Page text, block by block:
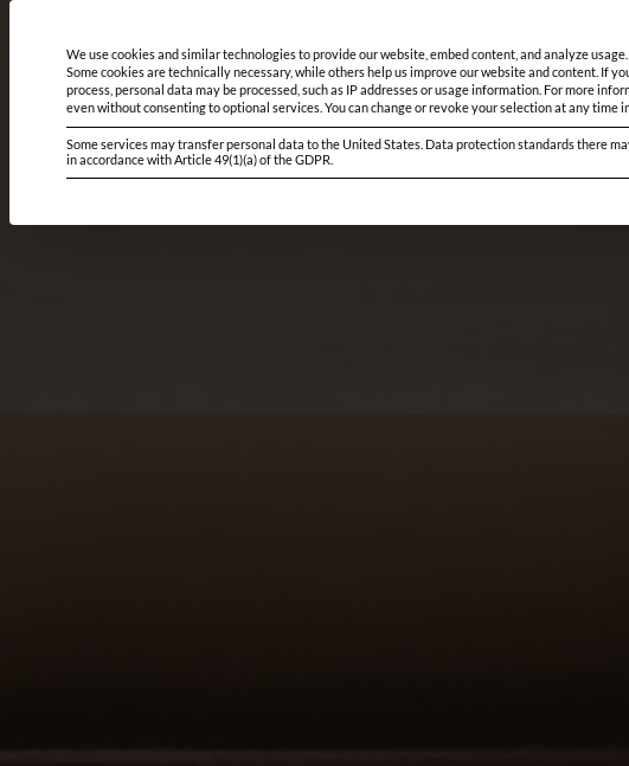
Solutions Projects Mode of operation Locations
Privacy Settings
We use cookies and similar technologies to provide our website, embed content, and analyze
Some cookies are technically necessary, while others help us improve our website and content. If
process, personal data may be processed, such as IP addresses or usage information. For more
even without consenting to optional services. You can change or revoke your selection at any time
Some services may transfer personal data to the United States. Data protection standards there
in accordance with Article 49(1)(a) of the GDPR.